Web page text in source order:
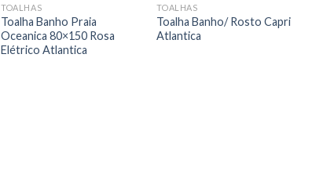
TOALHAS
Toalha Banho Praia
Oceanica 80×150 Rosa
Elétrico Atlantica
TOALHAS
Toalha Banho/ Rosto Capri
Atlantica